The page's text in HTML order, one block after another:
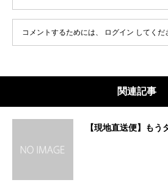
コメントするためには、 ログイン してくだ
関連記事
【現地直送便】もう